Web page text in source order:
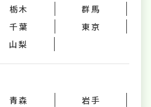
栃木
群馬
千葉
東京
山梨
青森
岩手